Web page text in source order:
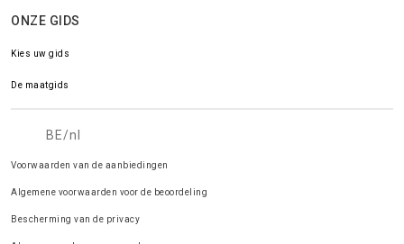
ONZE GIDS
Kies uw gids
De maatgids
BE/nl
Voorwaarden van de aanbiedingen
Algemene voorwaarden voor de beoordeling
Bescherming van de privacy